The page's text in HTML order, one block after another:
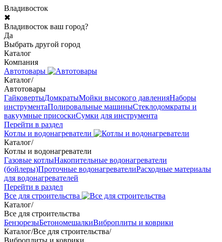
Владивосток
✖
Владивосток ваш город?
Да
Выбрать другой город
Каталог
Компания
Автотовары
Каталог/
Автотовары
ГайковертыДомкратыМойки высокого давленияНаборы
инструментаПолировальные машиныСтеклодомкраты и
вакуумные присоскиСумки для инструмента
Перейти в раздел
Котлы и водонагреватели
Каталог/
Котлы и водонагреватели
Газовые котлыНакопительные водонагреватели
(бойлеры)Проточные водонагревателиРасходные материалы
для водонагревателей
Перейти в раздел
Все для строительства
Каталог/
Все для строительства
БензорезыБетономешалкиВиброплиты и коврики
Каталог/Все для строительства/
Виброплиты и коврики